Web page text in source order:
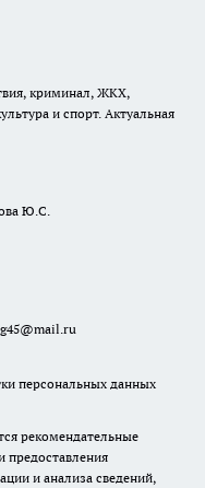
криминал, ЖКХ,
и спорт. Актуальная
Ю.С.
персональных данных
рекомендательные
предоставления
и анализа сведений,